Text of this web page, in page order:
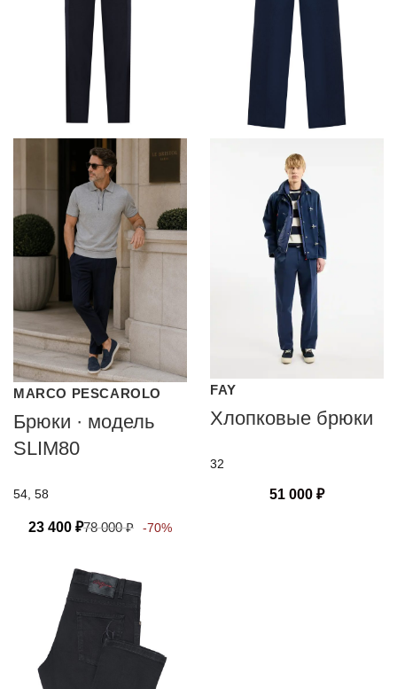
MARCO PESCAROLO
Брюки · модель
SLIM80
54, 58
23 400 ₽78 000₽ -70%
FAY
Хлопковые брюки
32
51 000 ₽